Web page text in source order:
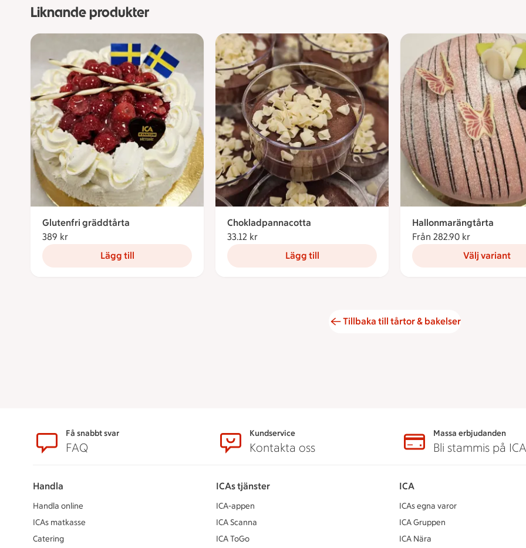
Liknande produkter
Glutenfri gräddtårta
389 kr
Lägg till
Chokladpannacotta
33.12 kr
Lägg till
Hallonmarängtårta
Från 282.90 kr
Välj variant
Tillbaka till tårtor & bakelser
SidfotFå snabbt svar
FAQ
Kundservice
Kontakta oss
Massa erbjudanden
Bli stammis på ICA
Handla
Handla online
ICAs matkasse
Catering
ICAs tjänster
ICA-appen
ICA Scanna
ICA ToGo
ICA
ICAs egna varor
ICA Gruppen
ICA Nära